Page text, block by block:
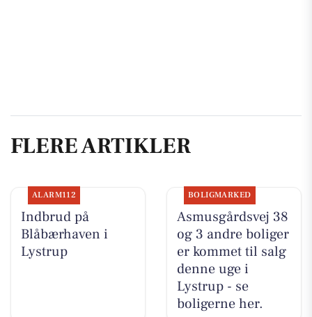
FLERE ARTIKLER
ALARM112
Indbrud på
Blåbærhaven i
Lystrup
BOLIGMARKED
Asmusgårdsvej 38
og 3 andre boliger
er kommet til salg
denne uge i
Lystrup - se
boligerne her.